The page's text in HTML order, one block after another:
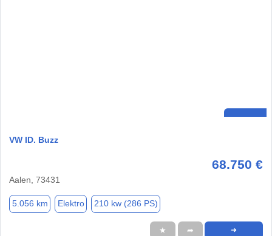
VW ID. Buzz
68.750 €
Aalen, 73431
5.056 km Elektro 210 kw (286 PS)
★ ➦ ➜